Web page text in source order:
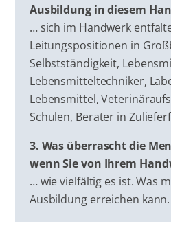
Ausbildung in diesem
… sich im Handwerk
Leitungspositionen in
Selbstständigkeit,
Lebensmitteltechniker,
Lebensmittel,
Schulen, Berater in
3. Was überrascht die
wenn Sie von Ihrem
… wie vielfältig es ist. Was
Ausbildung erreichen kann.